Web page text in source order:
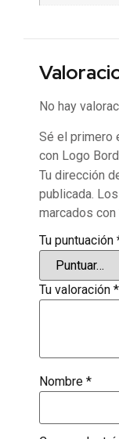
No hay
Sé el primero
con Logo
Tu dirección
publicada.
marcados con
Tu puntuación
Tu valoración *
Nombre *